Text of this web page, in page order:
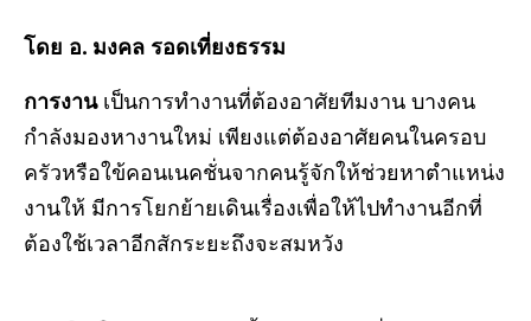
โดย อ. มงคล รอดเที่ยงธรรม
การงานเป็นการทำงานที่ต้องอาศัยทีมงาน บางคน
กำลังมองหางานใหม่ เพียงแต่ต้องอาศัยคนในครอบ
ครัวหรือใข้คอนเนคชั่นจากคนรู้จักให้ช่วยหาตำแหน่ง
งานให้ มีการโยกย้ายเดินเรื่องเพื่อให้ไปทำงานอีกที่
ต้องใช้เวลาอีกสักระยะถึงจะสมหวัง